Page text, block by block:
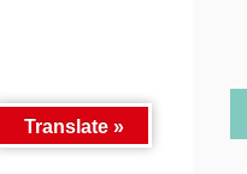
Translate »